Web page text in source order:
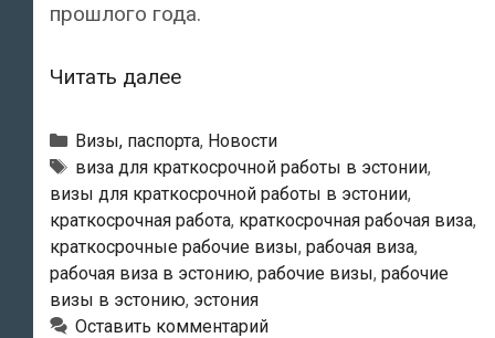
прошлого года.
Читать далееМВД
прогнозирует
рост
числа
иностранных
работников
в
Эстонии
Рубрики
Визы, паспорта, Новости
Метки
виза для краткосрочной работы в эстонии,
визы для краткосрочной работы в эстонии,
краткосрочная работа, краткосрочная рабочая виза,
краткосрочные рабочие визы, рабочая виза,
рабочая виза в эстонию, рабочие визы, рабочие
визы в эстонию, эстония
Оставить комментарий